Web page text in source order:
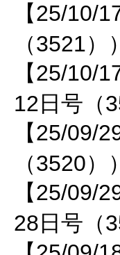
【25/10/17
（3521
【25/10/
12日号（
【25/09/29
（3520
【25/09/
28日号（